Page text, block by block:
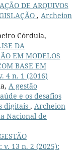
DE ARQUIVOS
, Archeion
Córdula,
DA
EM MODELOS
BASE EM
4 n. 1 (2016)
A gestão
e os desafios
digitais , Archeion
Nacional de
13 n. 2 (2025):